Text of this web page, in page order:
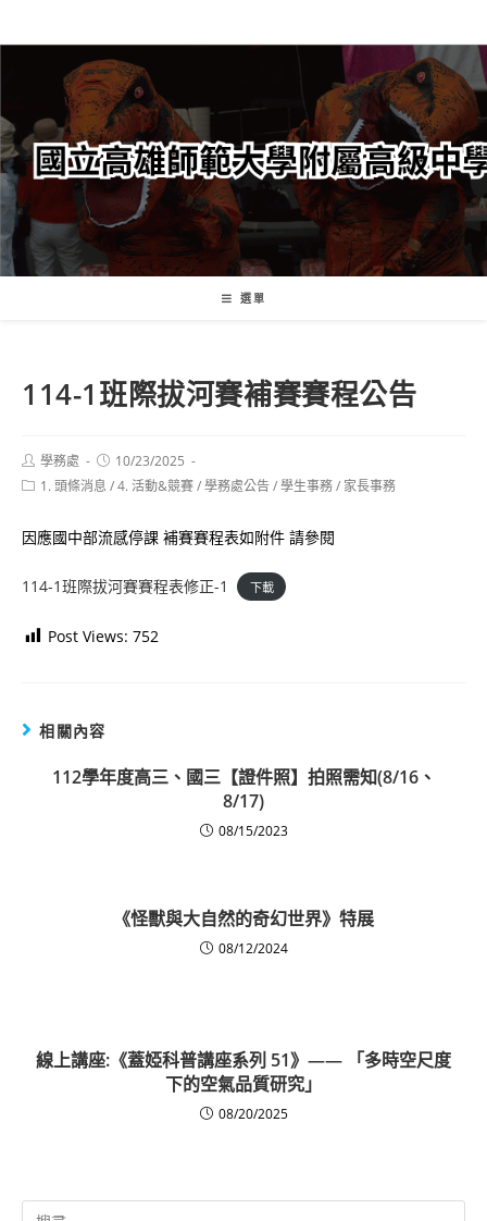
轉
要
內
容
選單
114-1班際拔河賽補賽賽程公告
Post
author:
學務處
Post
published:
10/23/2025
Post1. 頭條消息 /4. 活動&競賽/學務處公告/學生事務/ 家長事務
因應國中部流感停課 補賽賽程表如附件 請參閱
114-1班際拔河賽賽程表修正-1 下載
Post Views: 752
相關內容
112學年度高三、國三【證件照】拍照需知(8/16、
8/17)
08/15/2023
《怪獸與大自然的奇幻世界》特展
08/12/2024
線上講座:《蓋婭科普講座系列 51》—— 「多時空尺度
下的空氣品質研究」
08/20/2025
Search